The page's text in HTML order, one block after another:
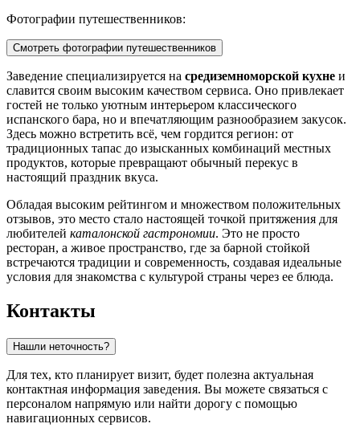
Фотографии путешественников:
Смотреть фотографии путешественников
Заведение специализируется на средиземноморской кухне и
славится своим высоким качеством сервиса. Оно привлекает
гостей не только уютным интерьером классического
испанского бара, но и впечатляющим разнообразием закусок.
Здесь можно встретить всё, чем гордится регион: от
традиционных тапас до изысканных комбинаций местных
продуктов, которые превращают обычный перекус в
настоящий праздник вкуса.
Обладая высоким рейтингом и множеством положительных
отзывов, это место стало настоящей точкой притяжения для
любителей каталонской гастрономии. Это не просто
ресторан, а живое пространство, где за барной стойкой
встречаются традиции и современность, создавая идеальные
условия для знакомства с культурой страны через ее блюда.
Контакты
Нашли неточность?
Для тех, кто планирует визит, будет полезна актуальная
контактная информация заведения. Вы можете связаться с
персоналом напрямую или найти дорогу с помощью
навигационных сервисов.